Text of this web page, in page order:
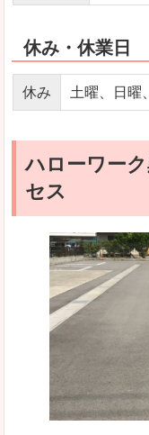
休み・休業日
休み 土曜、日曜
ハローワー
セス